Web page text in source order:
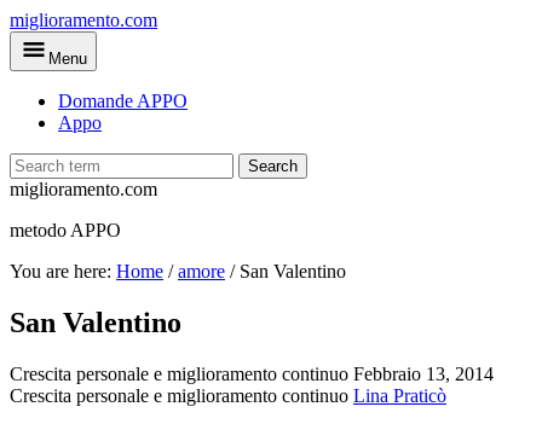
Skip
to
main
miglioramento.com
Menu
Domande APPO
Appo
Search
miglioramento.com
metodo APPO
You are here: Home /amore / San Valentino
San Valentino
Crescita personale e miglioramento continuo Febbraio 13, 2014
Crescita personale e miglioramento continuo Lina Praticò